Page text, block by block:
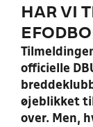
HAR VI
officielle
øjeblikket
over. Men,